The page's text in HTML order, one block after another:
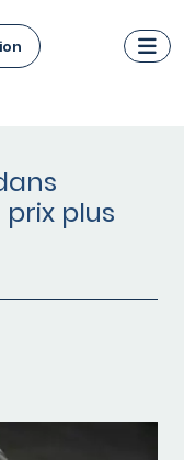
plus